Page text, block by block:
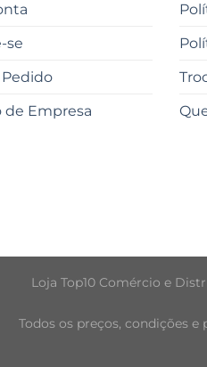
se
Pedido
de Empresa
Loja Top10 Comércio e
Todos os preços, condições